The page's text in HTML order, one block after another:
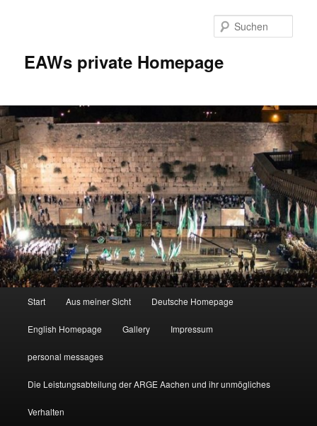
EAWs private Homepage
Start Aus meiner Sicht Deutsche Homepage
English Homepage Gallery Impressum
personal messages
Die Leistungsabteilung der ARGE Aachen und ihr unmögliches
Verhalten